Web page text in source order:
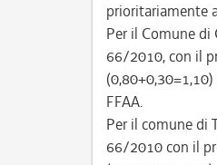
prioritariamente
Per il Comune di
66/2010, con il
FFAA.
Per il comune di
66/2010 con il